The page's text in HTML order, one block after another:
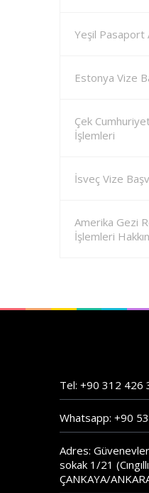
Yeşil Pasaport
Estonya Vize
Çek
İşlemleri
İsveç Vize
Amerika Gezi
İşlemleri
Tel: +90 312 426
Whatsapp: +90
Adres:
sokak 1/21
ÇANKAYA/